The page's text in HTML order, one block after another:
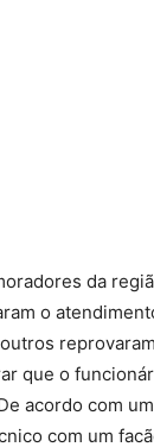
da
o
que o
acordo com
com um